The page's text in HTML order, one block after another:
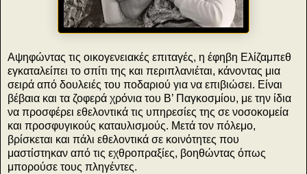
Αψηφώντας τις οικογενειακές επιταγές, η έφηβη Ελίζαμπεθ
εγκαταλείπει το σπίτι της και περιπλανιέται, κάνοντας μια
σειρά από δουλειές του ποδαριού για να επιβιώσει. Είναι
βέβαια και τα ζοφερά χρόνια του Β’ Παγκοσμίου, με την ίδια
να προσφέρει εθελοντικά τις υπηρεσίες της σε νοσοκομεία
και προσφυγικούς καταυλισμούς. Μετά τον πόλεμο,
βρίσκεται και πάλι εθελοντικά σε κοινότητες που
μαστίστηκαν από τις εχθροπραξίες, βοηθώντας όπως
μπορούσε τους πληγέντες.